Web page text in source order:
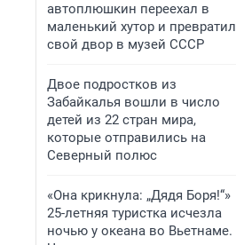
автоплюшкин переехал в
маленький хутор и превратил
свой двор в музей СССР
Двое подростков из
Забайкалья вошли в число
детей из 22 стран мира,
которые отправились на
Северный полюс
«Она крикнула: „Дядя Боря!“»
25-летняя туристка исчезла
ночью у океана во Вьетнаме.